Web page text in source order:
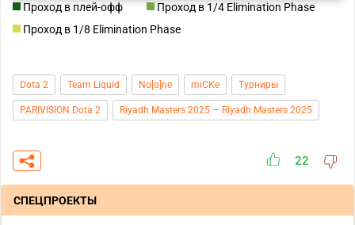
Проход в плей-офф
Проход в 1/4 Elimination Phase
Проход в 1/8 Elimination Phase
Dota 2 Team Liquid No[o]ne miCKe Турниры
PARIVISION Dota 2 Riyadh Masters 2025 — Riyadh Masters 2025
22
СПЕЦПРОЕКТЫ